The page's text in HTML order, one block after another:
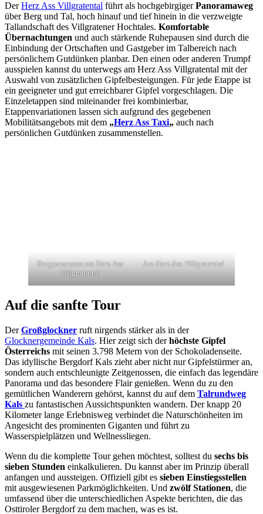
DerHerz Ass Villgratental führt als hochgebirgigerPanoramaweg
über Berg und Tal, hoch hinauf und tief hinein in die verzweigte
Tallandschaft des Villgratener Hochtales. Komfortable
Übernachtungen und auch stärkende Ruhepausen sind durch die
Einbindung der Ortschaften und Gastgeber im Talbereich nach
persönlichem Gutdünken planbar. Den einen oder anderen Trumpf
ausspielen kannst du unterwegs am Herz Ass Villgratental mit der
Auswahl von zusätzlichen Gipfelbesteigungen. Für jede Etappe ist
ein geeigneter und gut erreichbarer Gipfel vorgeschlagen. Die
Einzeletappen sind miteinander frei kombinierbar,
Etappenvariationen lassen sich aufgrund des gegebenen
Mobilitätsangebots mit dem „Herz Ass Taxi„ auch nach
persönlichen Gutdünken zusammenstellen.
Bergpanorama am Herz Ass
Villgratental
Am Herz Ass Villgratental
Auf die sanfte Tour
DerGroßglockner ruft nirgends stärker als in der
Glocknergemeinde Kals. Hier zeigt sich derhöchste Gipfel
Österreichs mit seinen 3.798 Metern von der Schokoladenseite.
Das idyllische Bergdorf Kals zieht aber nicht nur Gipfelstürmer an,
sondern auch entschleunigte Zeitgenossen, die einfach das legendäre
Panorama und das besondere Flair genießen. Wenn du zu den
gemütlichen Wanderern gehörst, kannst du auf dem Talrundweg
Kals zu fantastischen Aussichtspunkten wandern. Der knapp 20
Kilometer lange Erlebnisweg verbindet die Naturschönheiten im
Angesicht des prominenten Giganten und führt zu
Wasserspielplätzen und Wellnessliegen.
Wenn du die komplette Tour gehen möchtest, solltest du sechs bis
sieben Stunden einkalkulieren. Du kannst aber im Prinzip überall
anfangen und aussteigen. Offiziell gibt es sieben Einstiegsstellen
mit ausgewiesenen Parkmöglichkeiten. Und zwölf Stationen, die
umfassend über die unterschiedlichen Aspekte berichten, die das
Osttiroler Bergdorf zu dem machen, was es ist.